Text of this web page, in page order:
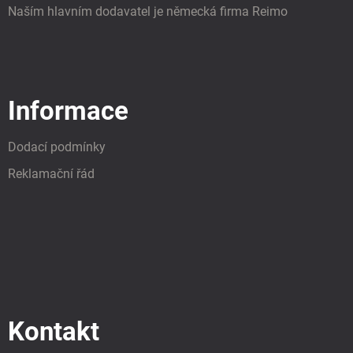
Naším hlavním dodavatel je německá firma Reimo
Informace
Dodací podmínky
Reklamační řád
Kontakt